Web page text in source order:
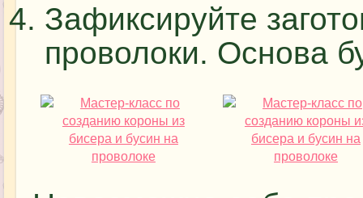
Зафиксируйте
проволоки. Основа